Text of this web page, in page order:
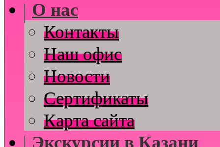
О нас
Контакты
Наш офис
Новости
Cертификаты
Карта сайта
Экскурсии в Казани